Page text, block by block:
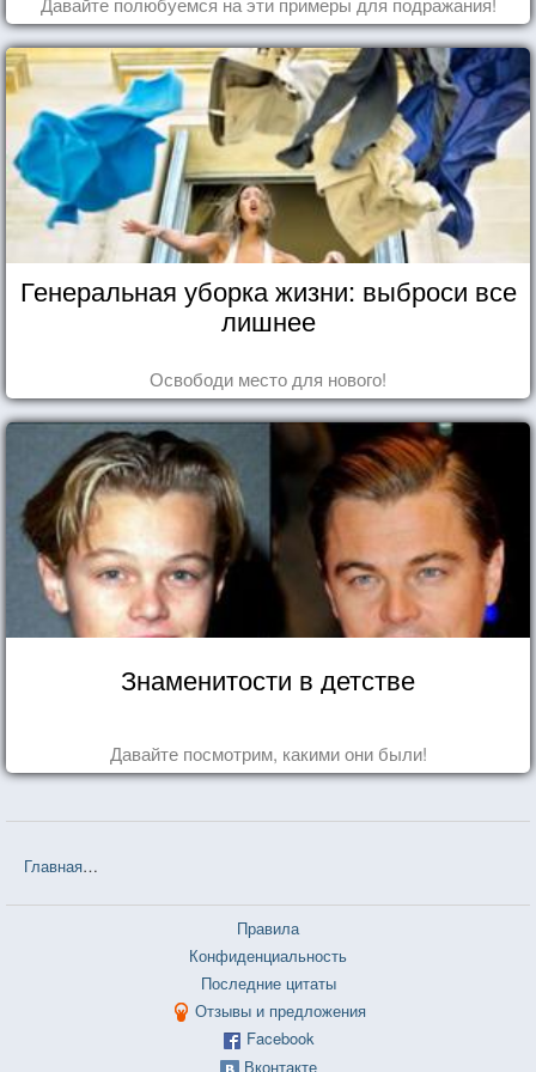
Генеральная уборка жизни: выброси все
лишнее
Освободи место для нового!
Знаменитости в детстве
Давайте посмотрим, какими они были!
Главная
Правила
Конфиденциальность
Последние цитаты
Отзывы и предложения
Facebook
Вконтакте